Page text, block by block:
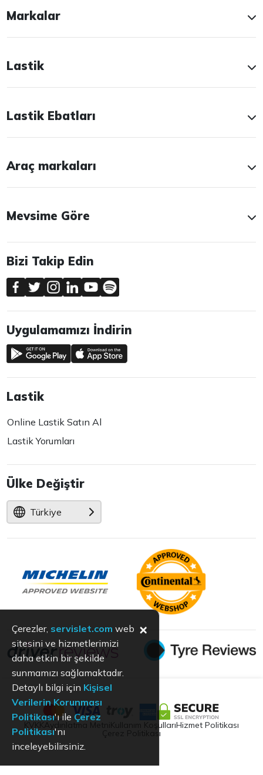
Markalar
Lastik
Lastik Ebatları
Araç markaları
Mevsime Göre
Bizi Takip Edin
Uygulamamızı İndirin
Lastik
Online Lastik Satın Al
Lastik Yorumları
Ülke Değiştir
Türkiye
Aydınlatma Metni Kullanım KoşullarıHizmet Politikası
Çerez Politikası
Çerezler, servislet.com web
sitesini ve hizmetlerimizi
daha etkin bir şekilde
sunmamızı sağlamaktadır.
Detaylı bilgi için Kişisel
Verilerin Korunması
Politikası'ı ile Çerez
Politikası'nı
inceleyebilirsiniz.
×